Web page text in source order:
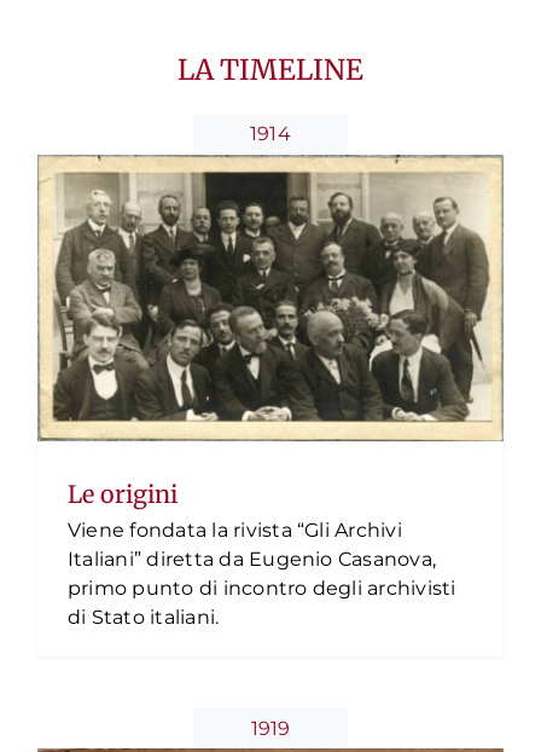
LA TIMELINE
1914
Timeline
Le origini
Viene fondata la rivista “Gli Archivi
Italiani” diretta da Eugenio Casanova,
primo punto di incontro degli archivisti
di Stato italiani.
1919